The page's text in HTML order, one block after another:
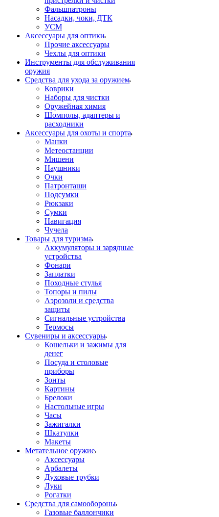
Фальшпатроны
Насадки, чоки, ДТК
УСМ
Аксессуары для оптики
Прочие аксессуары
Чехлы для оптики
Инструменты для обслуживания
оружия
Средства для ухода за оружием
Коврики
Наборы для чистки
Оружейная химия
Шомполы, адаптеры и
расходники
Аксессуары для охоты и спорта
Манки
Метеостанции
Мишени
Наушники
Очки
Патронташи
Подсумки
Рюкзаки
Сумки
Навигация
Чучела
Товары для туризма
Аккумуляторы и зарядные
устройства
Фонари
Заплатки
Походные стулья
Топоры и пилы
Аэрозоли и средства
защиты
Сигнальные устройства
Термосы
Сувениры и аксессуары
Кошельки и зажимы для
денег
Посуда и столовые
приборы
Зонты
Картины
Брелоки
Настольные игры
Часы
Зажигалки
Шкатулки
Макеты
Метательное оружие
Аксессуары
Арбалеты
Духовые трубки
Луки
Рогатки
Средства для самообороны
Газовые баллончики